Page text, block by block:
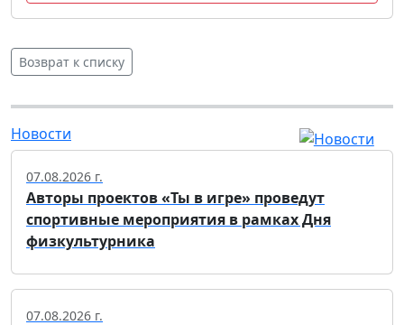
Возврат к списку
Новости
07.08.2026 г.
Авторы проектов «Ты в игре» проведут
спортивные мероприятия в рамках Дня
физкультурника
07.08.2026 г.